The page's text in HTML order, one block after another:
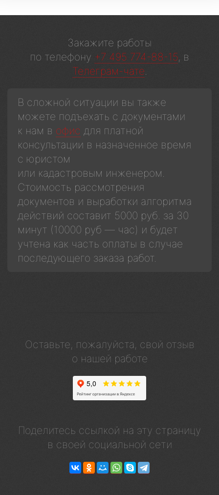
Закажите работы
по телефону +7 495 774-88-15, в
Телеграм-чате.
В сложной ситуации вы также
можете подъехать с документами
к нам в офис для платной
консультации в назначенное время
с юристом
или кадастровым инженером.
Стоимость рассмотрения
документов и выработки алгоритма
действий составит 5000 руб. за 30
минут (10000 руб — час) и будет
учтена как часть оплаты в случае
последующего заказа работ.
Оставьте, пожалуйста, свой отзыв
о нашей работе
Поделитесь ссылкой на эту страницу
в своей социальной сети